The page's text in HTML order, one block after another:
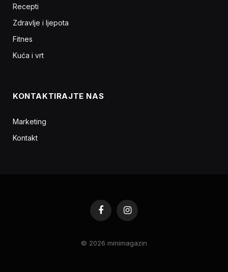
Recepti
Zdravlje i ljepota
Fitnes
Kuća i vrt
KONTAKTIRAJTE NAS
Marketing
Kontakt
FacebookInstagram
© 2026 minimagazin